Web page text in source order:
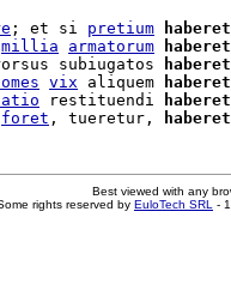
; et si pretium
haberet
millia armatorum
haberet
subiugatos
haberet
vix aliquem
haberet
restituendi
haberet
foret , tueretur, haberet
Best viewed with any
rights reserved by EuloTech SRL -